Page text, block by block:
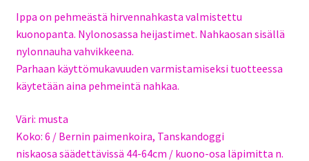
Ippa on pehmeästä hirvennahkasta valmistettu
kuonopanta. Nylonosassa heijastimet. Nahkaosan sisällä
nylonnauha vahvikkeena.
Parhaan käyttömukavuuden varmistamiseksi tuotteessa
käytetään aina pehmeintä nahkaa.
Väri: musta
Koko: 6 / Bernin paimenkoira, Tanskandoggi
niskaosa säädettävissä 44-64cm / kuono-osa läpimitta n.